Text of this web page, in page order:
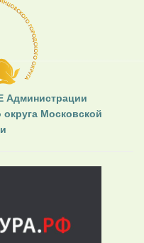
Московской